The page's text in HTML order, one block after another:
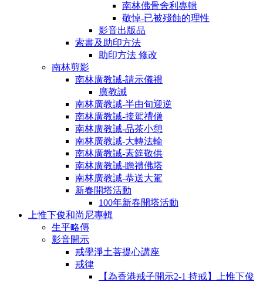
南林佛骨舍利專輯
敬悼-已被殘蝕的理性
影音出版品
索書及助印方法
助印方法 修改
南林剪影
南林廣教誡-請示儀禮
廣教誡
南林廣教誡-半由旬迎逆
南林廣教誡-接駕禮僧
南林廣教誡-品茶小憩
南林廣教誡-大轉法輪
南林廣教誡-素筵敬供
南林廣教誡-瞻禮佛塔
南林廣教誡-恭送大駕
新春開塔活動
100年新春開塔活動
上惟下俊和尚尼專輯
生平略傳
影音開示
戒學淨土菩提心講座
戒律
【為香港戒子開示2-1 持戒】上惟下俊